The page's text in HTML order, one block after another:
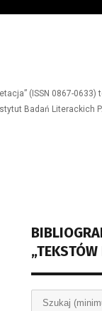
(ISSN 0867-
Badań Literackich